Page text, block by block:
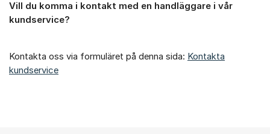
Om forumet
Vill du komma i kontakt med en handläggare i vår
kundservice?
Kontakta oss via formuläret på denna sida: Kontakta
kundservice